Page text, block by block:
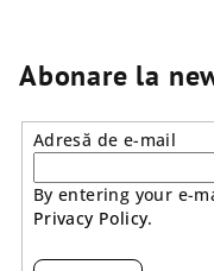
Abonare la
Adresă de e-mail
By entering your e-
Privacy Policy.